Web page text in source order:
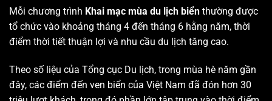
Mỗi chương trình Khai mạc mùa du lịch biển thường được
tổ chức vào khoảng tháng 4 đến tháng 6 hằng năm, thời
điểm thời tiết thuận lợi và nhu cầu du lịch tăng cao.
Theo số liệu của Tổng cục Du lịch, trong mùa hè năm gần
đây, các điểm đến ven biển của Việt Nam đã đón hơn 30